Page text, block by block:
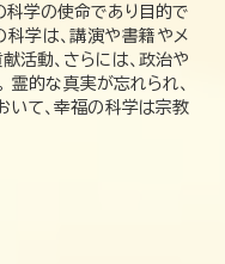
科学の使命であり目的で
科学は、講演や書籍やメ
活動、さらには、政治や
霊的な真実が忘れられ、
て、幸福の科学は宗教